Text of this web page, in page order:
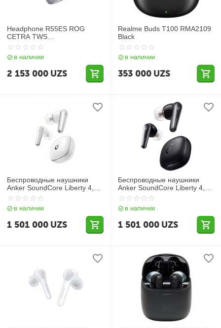
Headphone R55ES ROG
CETRA TWS
SPEEDNOVA/WHT WL
в наличии
2 153 000 UZS
Realme Buds T100 RMA2109
Black
в наличии
353 000 UZS
Беспроводные наушники
Anker SoundCore Liberty 4,
белые
в наличии
1 501 000 UZS
Беспроводные наушники
Anker SoundCore Liberty 4,
черные
в наличии
1 501 000 UZS